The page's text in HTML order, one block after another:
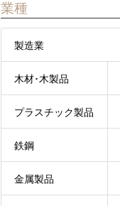
業種
製造業
木材･木製品
プラスチック製品
鉄鋼
金属製品